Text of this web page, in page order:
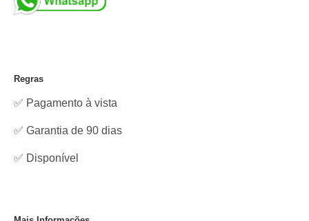
Regras
✅ Pagamento à vista
✅ Garantia de 90 dias
✅ Disponível